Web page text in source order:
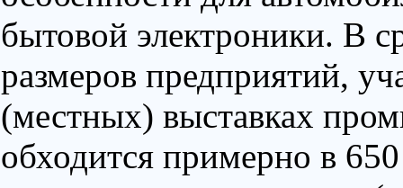
бытовой электроники. В
размеров предприятий,
(местных) выставках
обходится примерно в